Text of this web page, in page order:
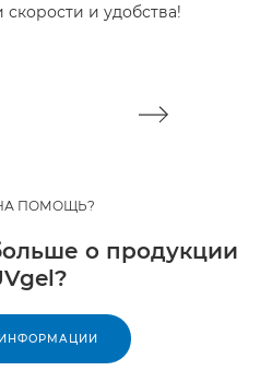
и удобства!
ПОМОЩЬ?
о продукции